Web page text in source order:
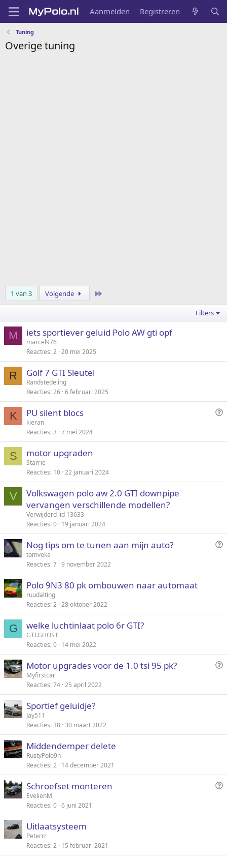
Aanmelden Registreren
Tuning
Overige tuning
1 van 3 Volgende
Filters
M iets sportiever geluid Polo AW gti opf
marcel976
Reacties 2 20 mei 2025
R Golf 7 GTI Sleutel
Randstedeling
Reacties 26 6 februari 2025
K
V
a
PU silent blocs
kieran
Reacties 3 7 mei 2024
S motor upgraden
Starrie
Reacties 10 22 januari 2024
V
Volkswagen polo aw 2.0 GTI downpipe
vervangen verschillende modellen?
Verwijderd lid 13633
Reacties 0 19 januari 2024
V
a
Nog tips om te tunen aan mijn auto?
tomveka
Reacties 7 9 november 2022
Polo 9N3 80 pk ombouwen naar automaat
ruudalting
Reacties 2 28 oktober 2022
G welke luchtinlaat polo 6r GTI?
GTI.GHOST_
Reacties 0 14 mei 2022
V
a
Motor upgrades voor de 1.0 tsi 95 pk?
Myfirstcar
Reacties 74 25 april 2022
Sportief geluidje?
Jay511
Reacties 38 30 maart 2022
Middendemper delete
RustyPolo9n
Reacties 2 14 december 2021
V
a
Schroefset monteren
EvelienM
Reacties 0 6 juni 2021
Uitlaatsysteem
Peterrr
Reacties 2 15 februari 2021